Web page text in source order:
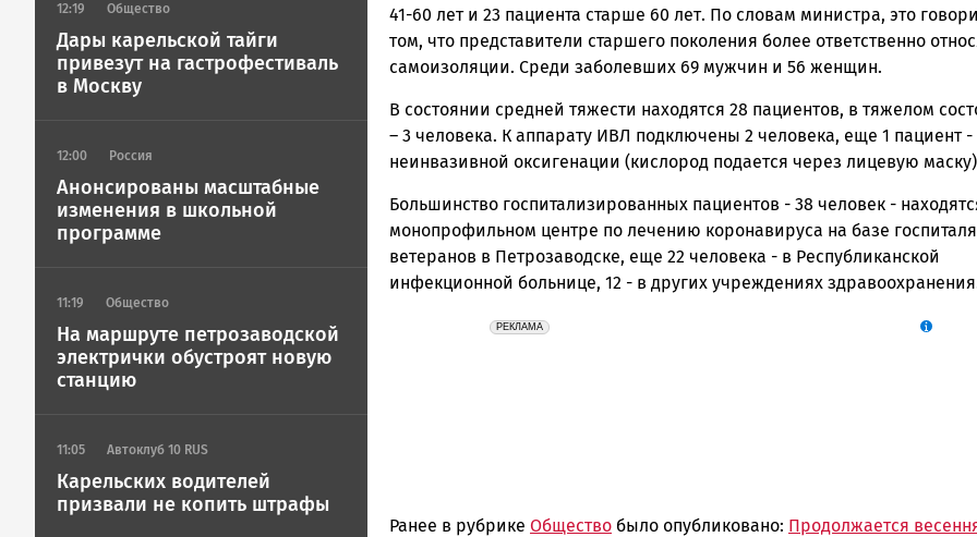
12:19 Общество
Дары карельской тайги
привезут на гастрофестиваль
в Москву
12:00 Россия
Анонсированы масштабные
изменения в школьной
программе
11:19 Общество
На маршруте петрозаводской
электрички обустроят новую
станцию
11:05 Автоклуб 10 RUS
Карельских водителей
призвали не копить штрафы
ГОВОРИТ
41-60 лет и 23 пациента старше 60 лет. По словам министра, это
том, что представители старшего поколения более ответственно
самоизоляции. Среди заболевших 69 мужчин и 56 женщин.
В состоянии средней тяжести находятся 28 пациентов, в тяжелом
– 3 человека. К аппарату ИВЛ подключены 2 человека, еще 1 пациент -
неинвазивной оксигенации (кислород подается через лицевую
Большинство госпитализированных пациентов - 38 человек -
монопрофильном центре по лечению коронавируса на базе
ветеранов в Петрозаводске, еще 22 человека - в Республиканской
инфекционной больнице, 12 - в других учреждениях
erid: 2SDnjeFymr3
РЕКЛАМА
Реклама
Ранее в рубрике Общество было опубликовано: Продолжается